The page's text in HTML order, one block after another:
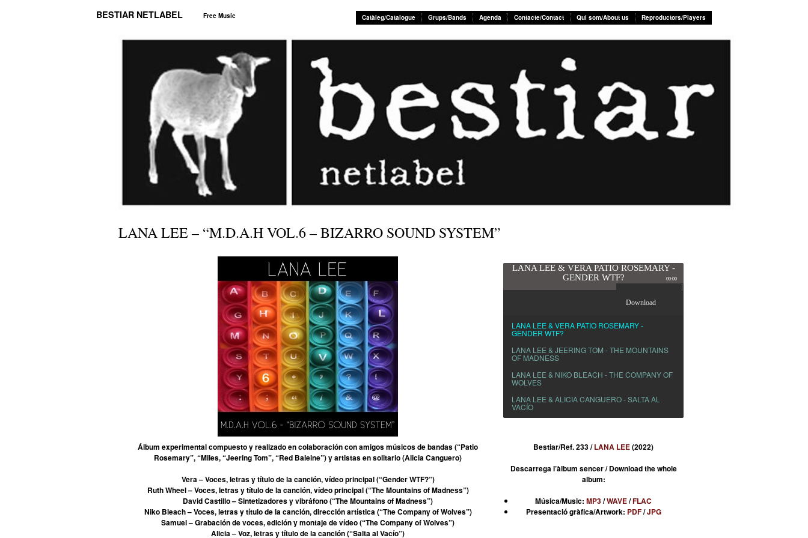
BESTIAR NETLABEL Free Music Catàleg/Catalogue Grups/Bands Agenda Contacte/Contact Qui som/About us Reproductors/Players
LANA LEE – “M.D.A.H VOL.6 – BIZARRO SOUND SYSTEM”
LANA LEE & VERA PATIO ROSEMARY -
GENDER WTF?
00:00
Download
LANA LEE & VERA PATIO ROSEMARY -
GENDER WTF?
LANA LEE & JEERING TOM - THE MOUNTAINS
OF MADNESS
LANA LEE & NIKO BLEACH - THE COMPANY OF
WOLVES
LANA LEE & ALICIA CANGUERO - SALTA AL
VACÍO
Álbum experimental compuesto y realizado en colaboración con amigos músicos de bandas (“Patio
Rosemary”, “Miles, “Jeering Tom”, “Red Baleine”) y artistas en solitario (Alicia Canguero)
Vera – Voces, letras y título de la canción, vídeo principal (“Gender WTF?”)
Ruth Wheel – Voces, letras y título de la canción, vídeo principal (“The Mountains of Madness”)
David Castillo – Sintetizadores y vibráfono (“The Mountains of Madness”)
Niko Bleach – Voces, letras y título de la canción, dirección artística (“The Company of Wolves”)
Samuel – Grabación de voces, edición y montaje de vídeo (“The Company of Wolves”)
Alicia – Voz, letras y título de la canción (“Salta al Vacío”)
Bestiar/Ref. 233 /LANA LEE(2022)
Descarrega l’àlbum sencer / Download the whole
album:
Música/Music: MP3/WAVE/FLAC
Presentació gràfica/Artwork: PDF/JPG